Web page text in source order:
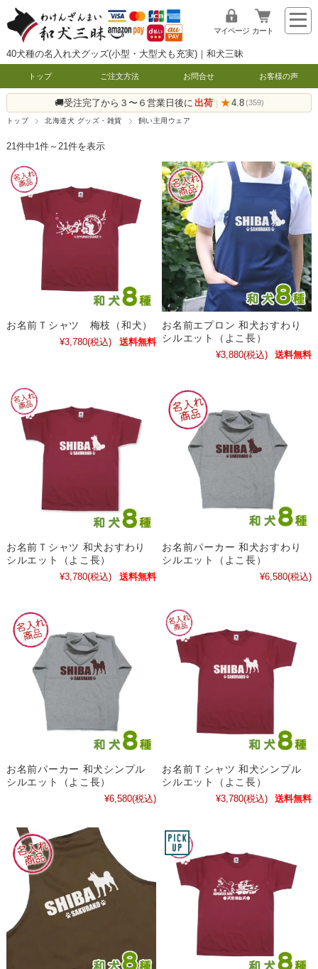
40犬種の名入れ犬グッズ(小型・大型犬も充実)｜和犬三昧
マイページ カート
トップ ご注文方法 お問合せ お客様の声
🚚受注完了から３〜６営業日後に 出荷 | ★4.8 (359)
トップ 北海道犬 グッズ・雑貨 飼い主用ウェア
21件中1件～21件を表示
お名前Ｔシャツ 梅枝（和犬）
¥3,780(税込) 送料無料
お名前エプロン 和犬おすわり
シルエット（よこ長）
¥3,880(税込) 送料無料
お名前Ｔシャツ 和犬おすわり
シルエット（よこ長）
¥3,780(税込) 送料無料
お名前パーカー 和犬おすわり
シルエット（よこ長）
¥6,580(税込)
お名前パーカー 和犬シンプル
シルエット（よこ長）
¥6,580(税込)
お名前Ｔシャツ 和犬シンプル
シルエット（よこ長）
¥3,780(税込) 送料無料